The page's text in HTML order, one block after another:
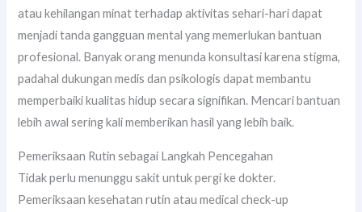
atau kehilangan minat terhadap aktivitas sehari-hari dapat
menjadi tanda gangguan mental yang memerlukan bantuan
profesional. Banyak orang menunda konsultasi karena stigma,
padahal dukungan medis dan psikologis dapat membantu
memperbaiki kualitas hidup secara signifikan. Mencari bantuan
lebih awal sering kali memberikan hasil yang lebih baik.
Pemeriksaan Rutin sebagai Langkah Pencegahan
Tidak perlu menunggu sakit untuk pergi ke dokter.
Pemeriksaan kesehatan rutin atau medical check-up